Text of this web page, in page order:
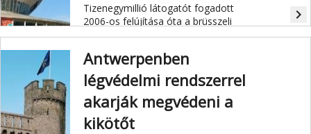
Tizenegymillió látogatót fogadott
2006-os felújítása óta a brüsszeli
Atomium.
navigate_next
Antwerpenben
légvédelmi rendszerrel
akarják megvédeni a
kikötőt